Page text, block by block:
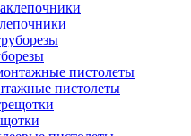
пистолеты